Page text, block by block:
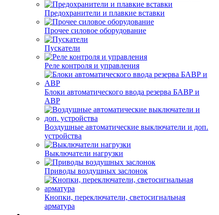
Предохранители и плавкие вставки
Прочее силовое оборудование
Пускатели
Реле контроля и управления
Блоки автоматического ввода резерва БАВР и
АВР
Воздушные автоматические выключатели и доп.
устройства
Выключатели нагрузки
Приводы воздушных заслонок
Кнопки, переключатели, светосигнальная
арматура